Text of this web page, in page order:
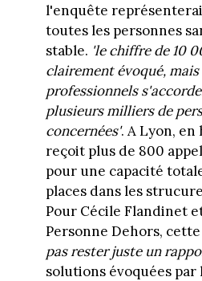
l'enquête
toutes les personnes
stable. 'le chiffre de 10
clairement évoqué,
professionnels
plusieurs milliers de
concernées'. A Lyon, en
reçoit plus de 800
pour une capacité
places dans les
Pour Cécile Flandinet
Personne Dehors,
pas rester juste un
solutions évoquées par